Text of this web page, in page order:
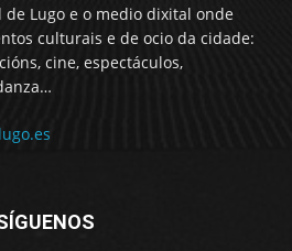
Lugo e o medio dixital onde
culturais e de ocio da cidade:
cine, espectáculos,